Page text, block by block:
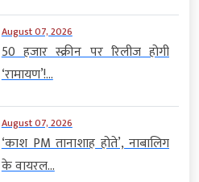
August 07, 2026
50 हजार स्क्रीन पर रिलीज होगी
‘रामायण’!...
August 07, 2026
‘काश PM तानाशाह होते’, नाबालिग
के वायरल...